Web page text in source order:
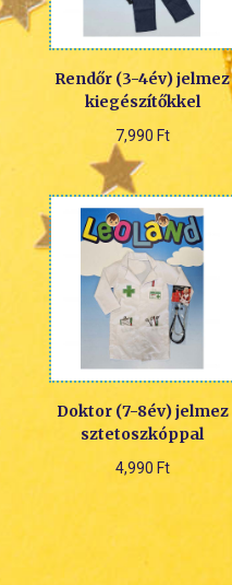
Rendőr (3-4év) jelmez
kiegészítőkkel
7,990 Ft
Doktor (7-8év) jelmez
sztetoszkóppal
4,990 Ft